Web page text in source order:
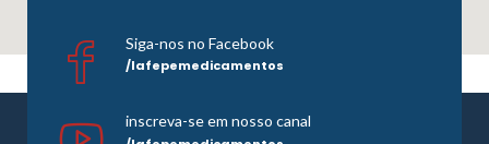
Siga-nos no Facebook
/lafepemedicamentos
inscreva-se em nosso canal